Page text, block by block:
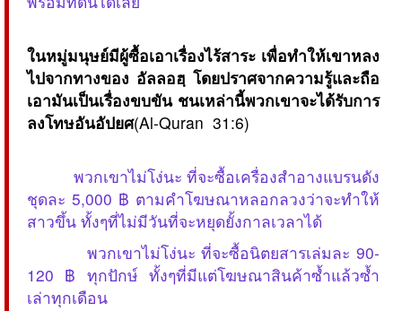
ในหมู่มนุษย์มีผู้ซื้อเอาเรื่องไร้สาระ เพื่อทำให้เขาหลง
ไปจากทางของ อัลลอฮฺ โดยปราศจากความรู้และถือ
เอามันเป็นเรื่องขบขัน ชนเหล่านี้พวกเขาจะได้รับการ
ลงโทษอันอัปยศ(Al-Quran 31:6)
พวกเขาไม่โง่นะ ที่จะซื้อเครื่องสำอางแบรนดัง
ชุดละ 5,000 ฿ ตามคำโฆษณาหลอกลวงว่าจะทำให้
สาวขึ้น ทั้งๆที่ไม่มีวันที่จะหยุดยั้งกาลเวลาได้
พวกเขาไม่โง่นะ ที่จะซื้อนิตยสารเล่มละ 90-
120 ฿ ทุกปักษ์ ทั้งๆที่มีแต่โฆษณาสินค้าซ้ำแล้วซ้ำ
เล่าทุกเดือน